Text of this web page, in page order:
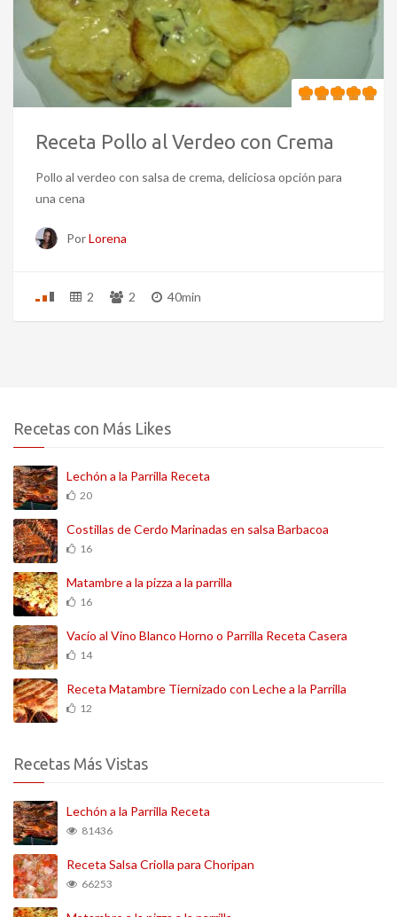
Receta Pollo al Verdeo con Crema
Pollo al verdeo con salsa de crema, deliciosa opción para
una cena
PorLorena
2 2 40min
Recetas con Más Likes
Lechón a la Parrilla Receta
20
Costillas de Cerdo Marinadas en salsa Barbacoa
16
Matambre a la pizza a la parrilla
16
Vacío al Vino Blanco Horno o Parrilla Receta Casera
14
Receta Matambre Tiernizado con Leche a la Parrilla
12
Recetas Más Vistas
Lechón a la Parrilla Receta
81436
Receta Salsa Criolla para Choripan
66253